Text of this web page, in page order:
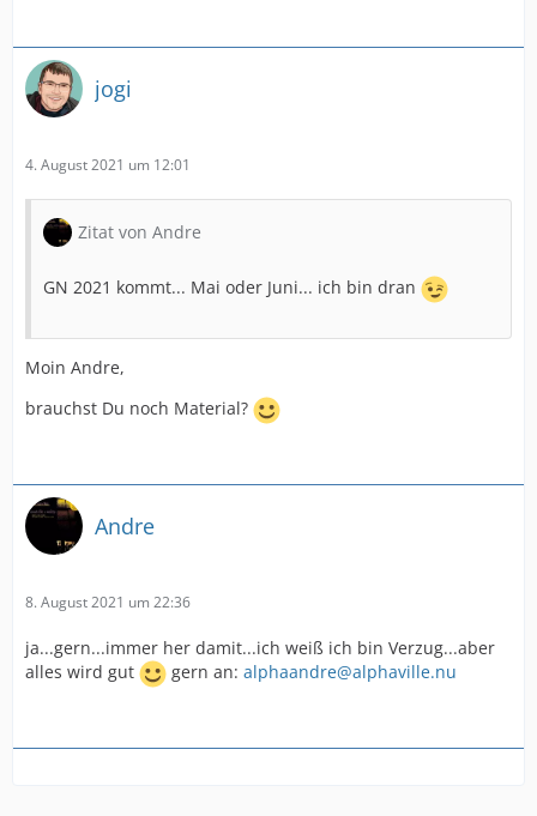
jogi
4. August 2021 um 12:01
Zitat von Andre
GN 2021 kommt... Mai oder Juni... ich bin dran
Moin Andre,
brauchst Du noch Material?
Andre
8. August 2021 um 22:36
ja...gern...immer her damit...ich weiß ich bin Verzug...aber
alles wird gut
gern an: alphaandre@alphaville.nu